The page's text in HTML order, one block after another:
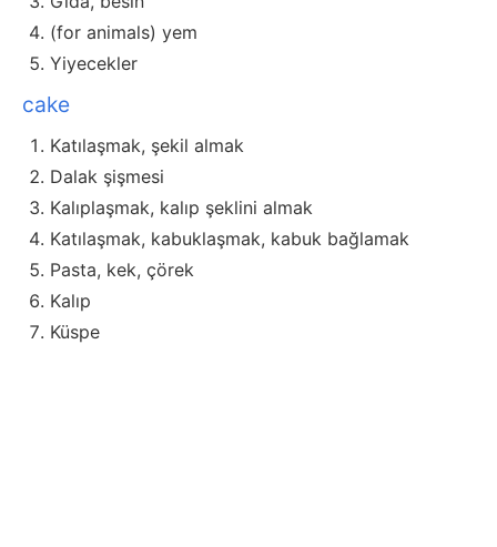
(for animals) yem
Yiyecekler
cake
Katılaşmak, şekil almak
Dalak şişmesi
Kalıplaşmak, kalıp şeklini almak
Katılaşmak, kabuklaşmak, kabuk bağlamak
Pasta, kek, çörek
Kalıp
Küspe